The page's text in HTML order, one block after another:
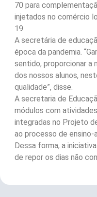
70 para
injetados no comércio
19.
A secretária de
época da pandemia.
sentido, proporcionar a
dos nossos alunos,
qualidade”, disse.
A secretaria de
módulos com
integradas no Projeto
ao processo de ensino-
Dessa forma, a
de repor os dias não